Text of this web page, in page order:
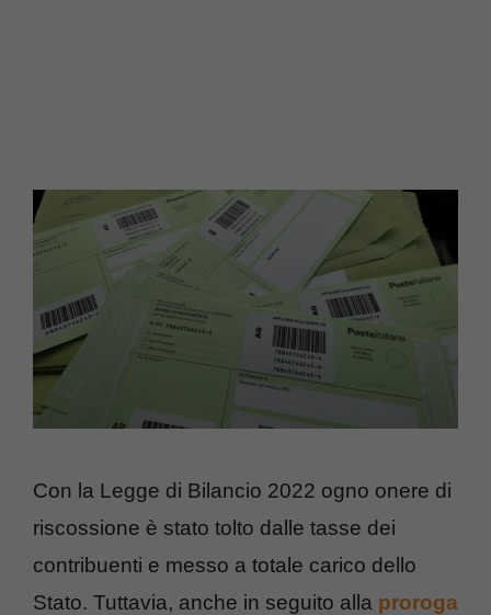
Con la Legge di Bilancio 2022 ogno onere di
riscossione è stato tolto dalle tasse dei
contribuenti e messo a totale carico dello
Stato. Tuttavia, anche in seguito alla proroga